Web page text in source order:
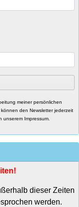
meiner persönlichen
den Newsletter jederzeit
unserem Impressum.
dieser Zeiten
werden.